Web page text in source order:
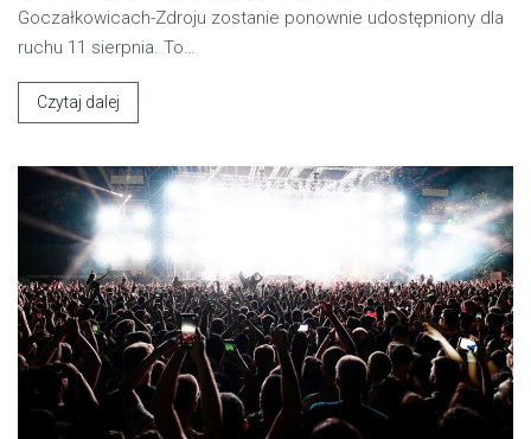
Goczałkowicach-Zdroju zostanie ponownie udostępniony dla
ruchu 11 sierpnia. To…
Czytaj dalej